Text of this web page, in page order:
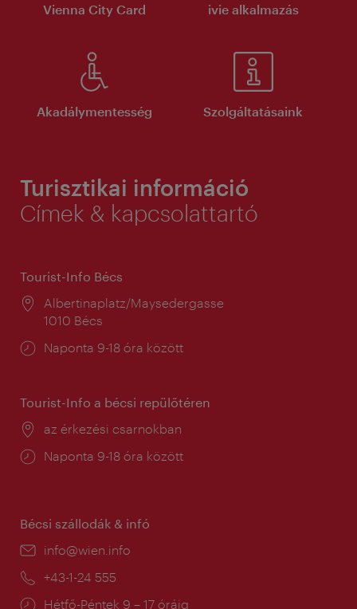
Vienna City Card ivie alkalmazás
Akadálymentesség Szolgáltatásaink
Turisztikai információ
Címek & kapcsolattartó
Tourist-Info Bécs
Helyszín:
Albertinaplatz/Maysedergasse
1010 Bécs
Nyitva
Naponta 9-18 óra között
Tourist-Info a bécsi repülőtéren
Helyszín:
az érkezési csarnokban
Nyitva
Naponta 9-18 óra között
Bécsi szállodák & infó
E-
info@wien.info
Telefon:
+43-1-24 555
Nyitva
Hétfő-Péntek 9 – 17 óráig